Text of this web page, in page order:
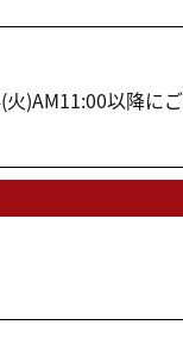
)AM11:00以降に